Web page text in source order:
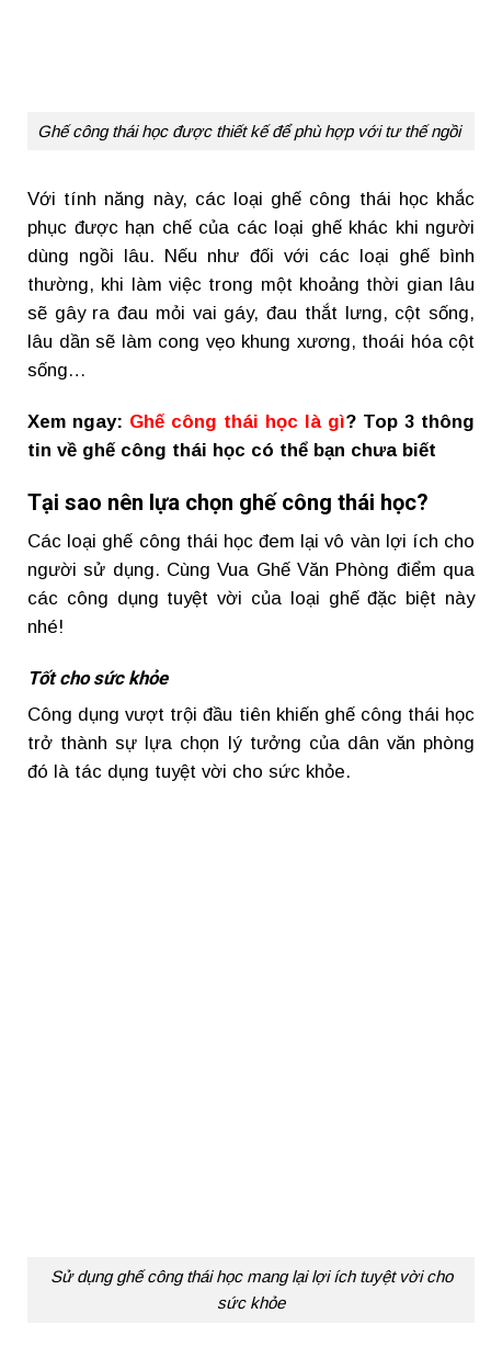
Ghế công thái học được thiết kế để phù hợp với tư thế ngồi
Với tính năng này, các loại ghế công thái học khắc
phục được hạn chế của các loại ghế khác khi người
dùng ngồi lâu. Nếu như đối với các loại ghế bình
thường, khi làm việc trong một khoảng thời gian lâu
sẽ gây ra đau mỏi vai gáy, đau thắt lưng, cột sống,
lâu dần sẽ làm cong vẹo khung xương, thoái hóa cột
sống…
Xem ngay: Ghế công thái học là gì? Top 3 thông
tin về ghế công thái học có thể bạn chưa biết
Tại sao nên lựa chọn ghế công thái học?
Các loại ghế công thái học đem lại vô vàn lợi ích cho
người sử dụng. Cùng Vua Ghế Văn Phòng điểm qua
các công dụng tuyệt vời của loại ghế đặc biệt này
nhé!
Tốt cho sức khỏe
Công dụng vượt trội đầu tiên khiến ghế công thái học
trở thành sự lựa chọn lý tưởng của dân văn phòng
đó là tác dụng tuyệt vời cho sức khỏe.
Sử dụng ghế công thái học mang lại lợi ích tuyệt vời cho
sức khỏe